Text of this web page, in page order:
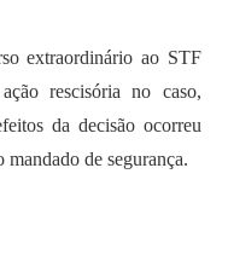
extraordinário ao STF
rescisória no caso,
da decisão ocorreu
de segurança.